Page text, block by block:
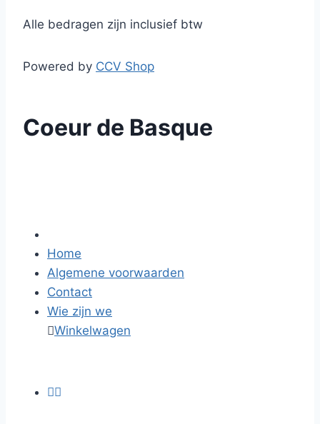
Alle bedragen zijn inclusief btw
Powered by CCV Shop
Coeur de Basque
Home
Algemene voorwaarden
Contact
Wie zijn we
Winkelwagen
